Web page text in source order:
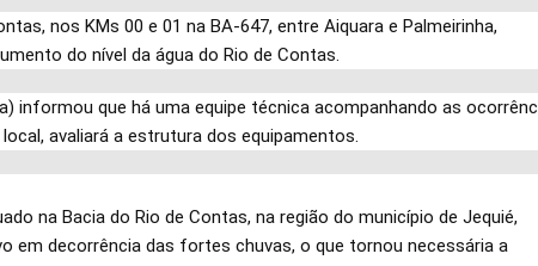
nos KMs 00 e 01 na BA-647, entre Aiquara e Palmeirinha,
do nível da água do Rio de Contas.
informou que há uma equipe técnica acompanhando as
avaliará a estrutura dos equipamentos.
na Bacia do Rio de Contas, na região do município de Jequié,
em decorrência das fortes chuvas, o que tornou necessária a